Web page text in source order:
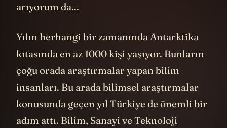
arıyorum da...
Yılın herhangi bir zamanında Antarktika
kıtasında en az 1000 kişi yaşıyor. Bunların
çoğu orada araştırmalar yapan bilim
insanları. Bu arada bilimsel araştırmalar
konusunda geçen yıl Türkiye de önemli bir
adım attı. Bilim, Sanayi ve Teknoloji